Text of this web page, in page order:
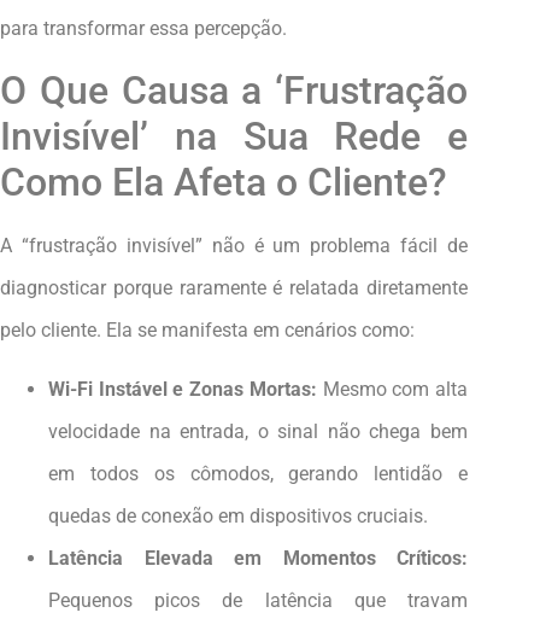
para transformar essa percepção.
O Que Causa a ‘Frustração
Invisível’ na Sua Rede e
Como Ela Afeta o Cliente?
A “frustração invisível” não é um problema fácil de
diagnosticar porque raramente é relatada diretamente
pelo cliente. Ela se manifesta em cenários como:
Wi-Fi Instável e Zonas Mortas: Mesmo com alta
velocidade na entrada, o sinal não chega bem
em todos os cômodos, gerando lentidão e
quedas de conexão em dispositivos cruciais.
Latência Elevada em Momentos Críticos:
Pequenos picos de latência que travam